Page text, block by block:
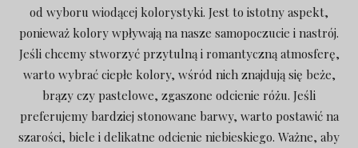
od wyboru wiodącej kolorystyki. Jest to istotny aspekt,
ponieważ kolory wpływają na nasze samopoczucie i nastrój.
Jeśli chcemy stworzyć przytulną i romantyczną atmosferę,
warto wybrać ciepłe kolory, wśród nich znajdują się beże,
brązy czy pastelowe, zgaszone odcienie różu. Jeśli
preferujemy bardziej stonowane barwy, warto postawić na
szarości, biele i delikatne odcienie niebieskiego. Ważne, aby